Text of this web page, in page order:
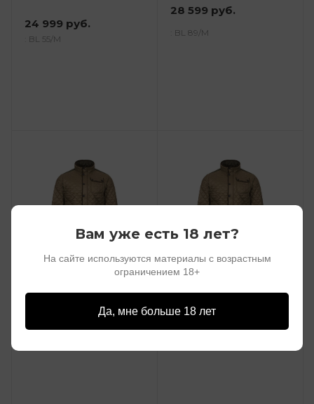
24 999 руб.
: BL 55/M
28 599 руб.
: BL 89/M
/121056-136-551/
36 099 руб.
Куртка Blaser р.L
/121056-136-551/
Вам уже есть 18 лет?
На сайте используются материалы с возрастным
ограничением 18+
Да, мне больше 18 лет